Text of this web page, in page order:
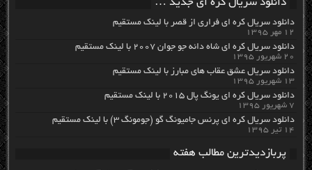
دانلود سریال کره ای جدید …
دانلود سریال کره ای فراری از قصر با لینک مستقیم
۱۲ مهر ۱۳۹۵
دانلود سریال کره ای شاه دائه جو جوان ۲۰۰۷ با لینک مستقیم
۲۰ شهریور ۱۳۹۵
دانلود سریال عشق عقاب های مبارز با لینک مستقیم
۱۳ شهریور ۱۳۹۵
دانلود سریال کره ای یونگ پال ۲۰۱۵ با لینک مستقیم
۷ شهریور ۱۳۹۵
دانلود سریال کره ای پرنس جامیونگ گو (جومونگ ۳) با لینک مستقیم
۱۴ تیر ۱۳۹۵
پربازدیدترین مطالب هفته